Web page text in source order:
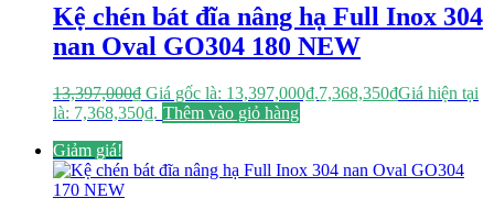
Kệ chén bát đĩa nâng hạ Full Inox 304
nan Oval GO304 180 NEW
13,397,000₫ Giá gốc là: 13,397,000₫.7,368,350₫Giá hiện tại
là: 7,368,350₫. Thêm vào giỏ hàng
Giảm giá!